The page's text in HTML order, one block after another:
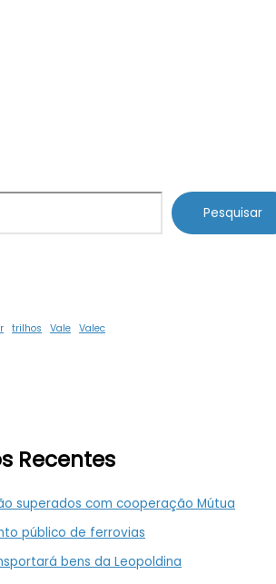
Pesquisar
trilhos Vale Valec
Recentes
superados com cooperação Mútua
público de ferrovias
bens da Leopoldina